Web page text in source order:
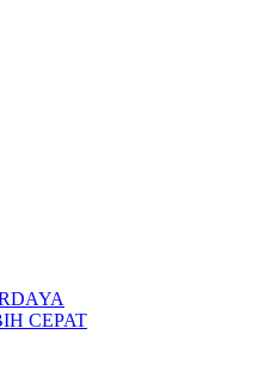
CEPAT